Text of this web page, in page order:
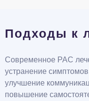
Подходы к
Современное РАС
устранение
улучшение
повышение